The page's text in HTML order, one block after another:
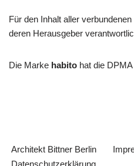
Für den Inhalt aller
deren Herausgeber
Die Marke habito hat die
Architekt Bittner Berlin
Datenschutzerklärung